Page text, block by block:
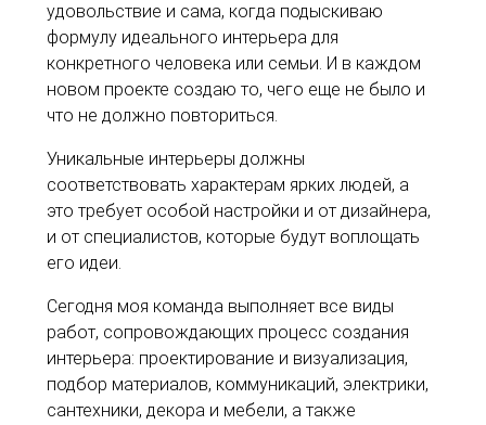
удовольствие и сама, когда подыскиваю
формулу идеального интерьера для
конкретного человека или семьи. И в каждом
новом проекте создаю то, чего еще не было и
что не должно повториться.
Уникальные интерьеры должны
соответствовать характерам ярких людей, а
это требует особой настройки и от дизайнера,
и от специалистов, которые будут воплощать
его идеи.
Сегодня моя команда выполняет все виды
работ, сопровождающих процесс создания
интерьера: проектирование и визуализация,
подбор материалов, коммуникаций, электрики,
сантехники, декора и мебели, а также